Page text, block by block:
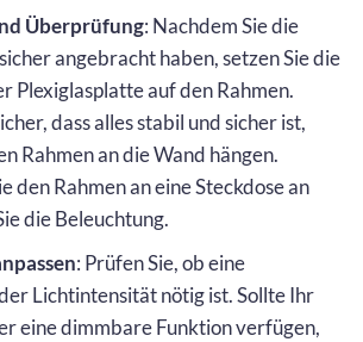
Überprüfung: Nachdem Sie die
angebracht haben, setzen Sie die
Plexiglasplatte auf den Rahmen.
dass alles stabil und sicher ist,
Rahmen an die Wand hängen.
den Rahmen an eine Steckdose an
die Beleuchtung.
: Prüfen Sie, ob eine
Lichtintensität nötig ist. Sollte Ihr
eine dimmbare Funktion verfügen,